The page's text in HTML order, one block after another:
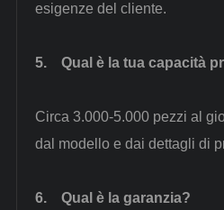
esigenze del cliente.
5. Qual è la tua capacità
Circa 3.000-5.000 pezzi al
dal modello e dai dettagli di
6. Qual è la garanzia?